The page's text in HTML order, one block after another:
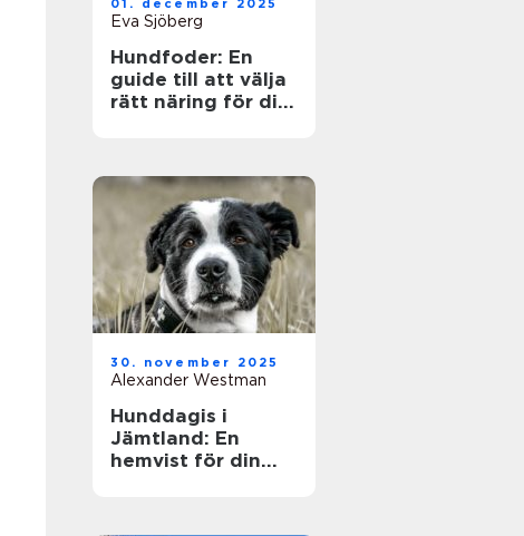
01. december 2025
Eva Sjöberg
Hundfoder: En
guide till att välja
rätt näring för din
30. november 2025
Alexander Westman
Hunddagis i
Jämtland: En
hemvist för din